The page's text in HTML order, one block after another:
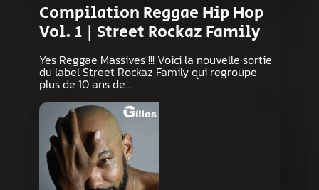
Compilation Reggae Hip Hop
Vol. 1 | Street Rockaz Family
Yes Reggae Massives !!! Voici la nouvelle sortie
du label Street Rockaz Family qui regroupe
plus de 10 ans de…